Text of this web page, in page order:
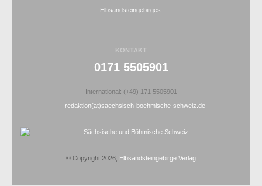
Elbsandsteingebirges
KONTAKT
0171 5505901
International: (+49) 171 5505901
redaktion(at)saechsisch-boehmische-schweiz.de
© Copyright 2026, Elbsandsteingebirge Verlag